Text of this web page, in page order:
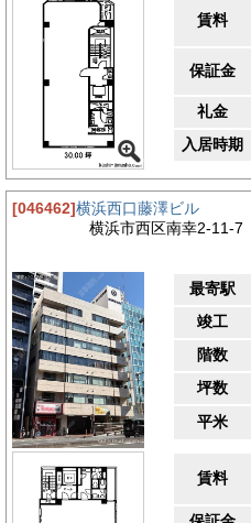
賃料
保証金
礼金
入居時期
[046462]横浜西口藤澤ビル
横浜市西区南幸2-11-7
最寄駅
竣工
階数
坪数
平米
賃料